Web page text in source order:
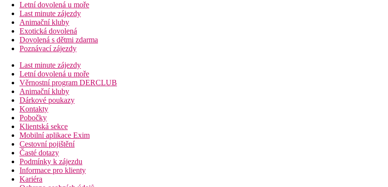
Letní dovolená u moře
Last minute zájezdy
Animační kluby
Exotická dovolená
Dovolená s dětmi zdarma
Poznávací zájezdy
Last minute zájezdy
Letní dovolená u moře
Věrnostní program DERCLUB
Animační kluby
Dárkové poukazy
Kontakty
Pobočky
Klientská sekce
Mobilní aplikace Exim
Cestovní pojištění
Časté dotazy
Podmínky k zájezdu
Informace pro klienty
Kariéra